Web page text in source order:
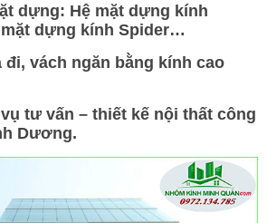
dựng: Hệ mặt dựng kính
dựng kính Spider…
đi, vách ngăn bằng kính cao
tư vấn – thiết kế nội thất công
Dương.